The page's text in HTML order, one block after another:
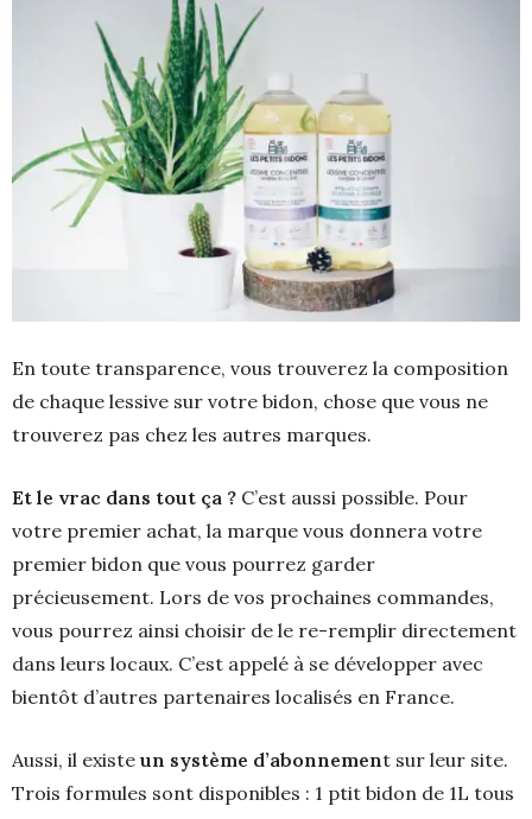
En toute transparence, vous trouverez la composition
de chaque lessive sur votre bidon, chose que vous ne
trouverez pas chez les autres marques.
Et le vrac dans tout ça ? C’est aussi possible. Pour
votre premier achat, la marque vous donnera votre
premier bidon que vous pourrez garder
précieusement. Lors de vos prochaines commandes,
vous pourrez ainsi choisir de le re-remplir directement
dans leurs locaux. C’est appelé à se développer avec
bientôt d’autres partenaires localisés en France.
Aussi, il existe un système d’abonnement sur leur site.
Trois formules sont disponibles : 1 ptit bidon de 1L tous